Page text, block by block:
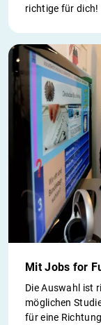
richtige für dich!
Mit Jobs for
Die Auswahl ist
möglichen
für eine